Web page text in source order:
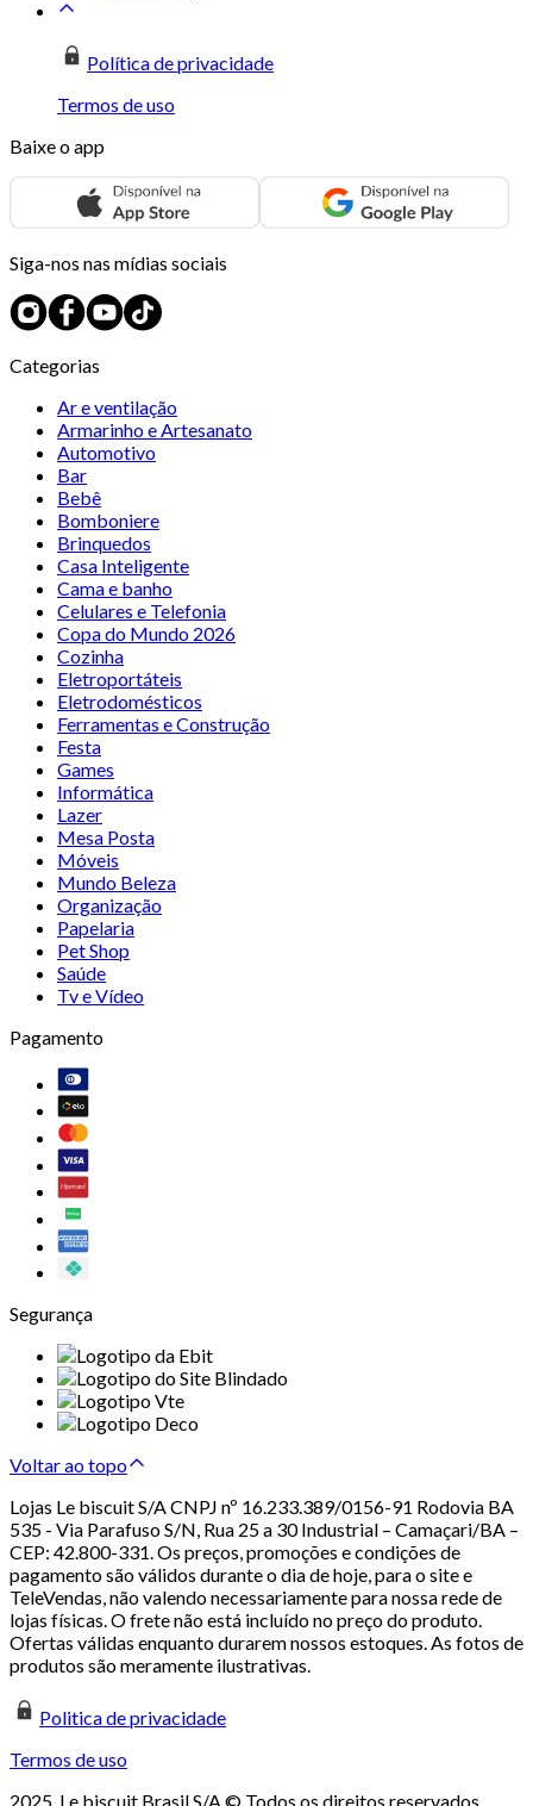
Política de privacidade
Termos de uso
Baixe o app
Siga-nos nas mídias sociais
Categorias
Ar e ventilação
Armarinho e Artesanato
Automotivo
Bar
Bebê
Bomboniere
Brinquedos
Casa Inteligente
Cama e banho
Celulares e Telefonia
Copa do Mundo 2026
Cozinha
Eletroportáteis
Eletrodomésticos
Ferramentas e Construção
Festa
Games
Informática
Lazer
Mesa Posta
Móveis
Mundo Beleza
Organização
Papelaria
Pet Shop
Saúde
Tv e Vídeo
Pagamento
Segurança
Voltar ao topo
Lojas Le biscuit S/A CNPJ nº 16.233.389/0156-91 Rodovia BA
535 - Via Parafuso S/N, Rua 25 a 30 Industrial – Camaçari/BA –
CEP: 42.800-331. Os preços, promoções e condições de
pagamento são válidos durante o dia de hoje, para o site e
TeleVendas, não valendo necessariamente para nossa rede de
lojas físicas. O frete não está incluído no preço do produto.
Ofertas válidas enquanto durarem nossos estoques. As fotos de
produtos são meramente ilustrativas.
Politica de privacidade
Termos de uso
2025. Le biscuit Brasil S/A © Todos os direitos reservados